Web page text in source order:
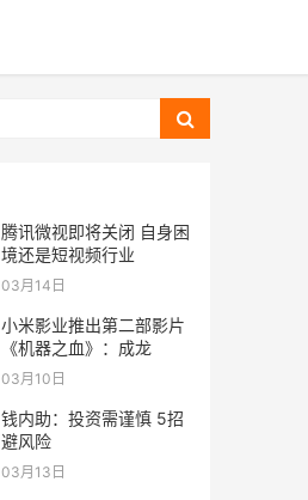
腾讯微视即将关闭 自身困
境还是短视频行业
03月14日
小米影业推出第二部影片
《机器之血》：成龙
03月10日
钱内助：投资需谨慎 5招
避风险
03月13日